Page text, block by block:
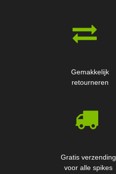
Gemakkelijk
retourneren
Gratis verzending
voor alle spikes